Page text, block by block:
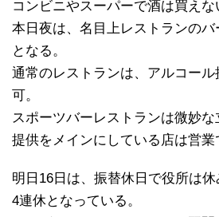
コンビニやスーパーで酒は買えな
本日夜は、名目上レストランの
となる。
通常のレストランは、アルコー
可。
スポーツバーレストランは微妙
提供をメインにしている店は営業
明日16日は、振替休日で役所は休
4連休となっている。